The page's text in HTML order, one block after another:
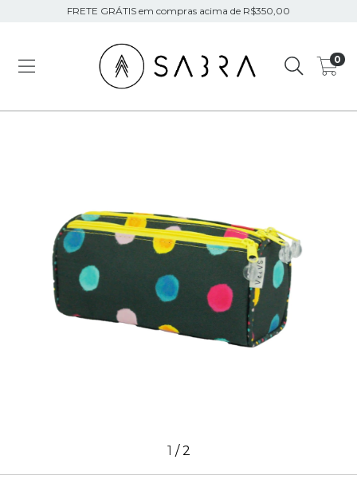
FRETE GRÁTIS em compras acima de R$350,00
0
1 /2